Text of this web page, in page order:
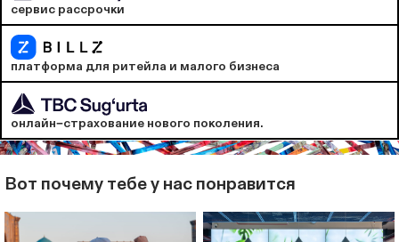
сервис рассрочки
платформа для ритейла и малого бизнеса
онлайн−страхование нового поколения.
Вот почему тебе у нас понравится